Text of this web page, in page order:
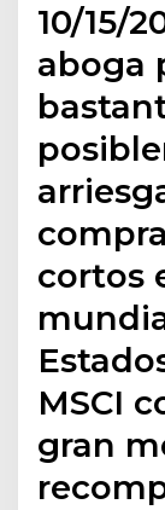
10/15/
aboga
cortos
MSCI
gran